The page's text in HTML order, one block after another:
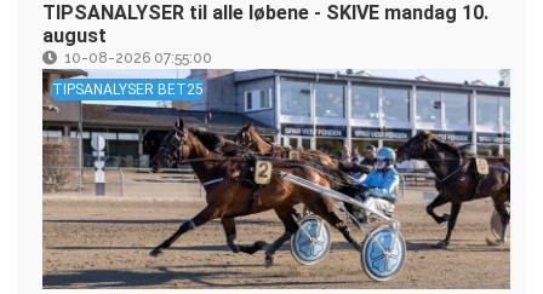
TIPSANALYSER til alle løbene - SKIVE mandag 10.
august
10-08-2026 07:55:00
TIPSANALYSER BET25